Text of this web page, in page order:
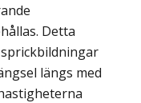
Detta
längs med